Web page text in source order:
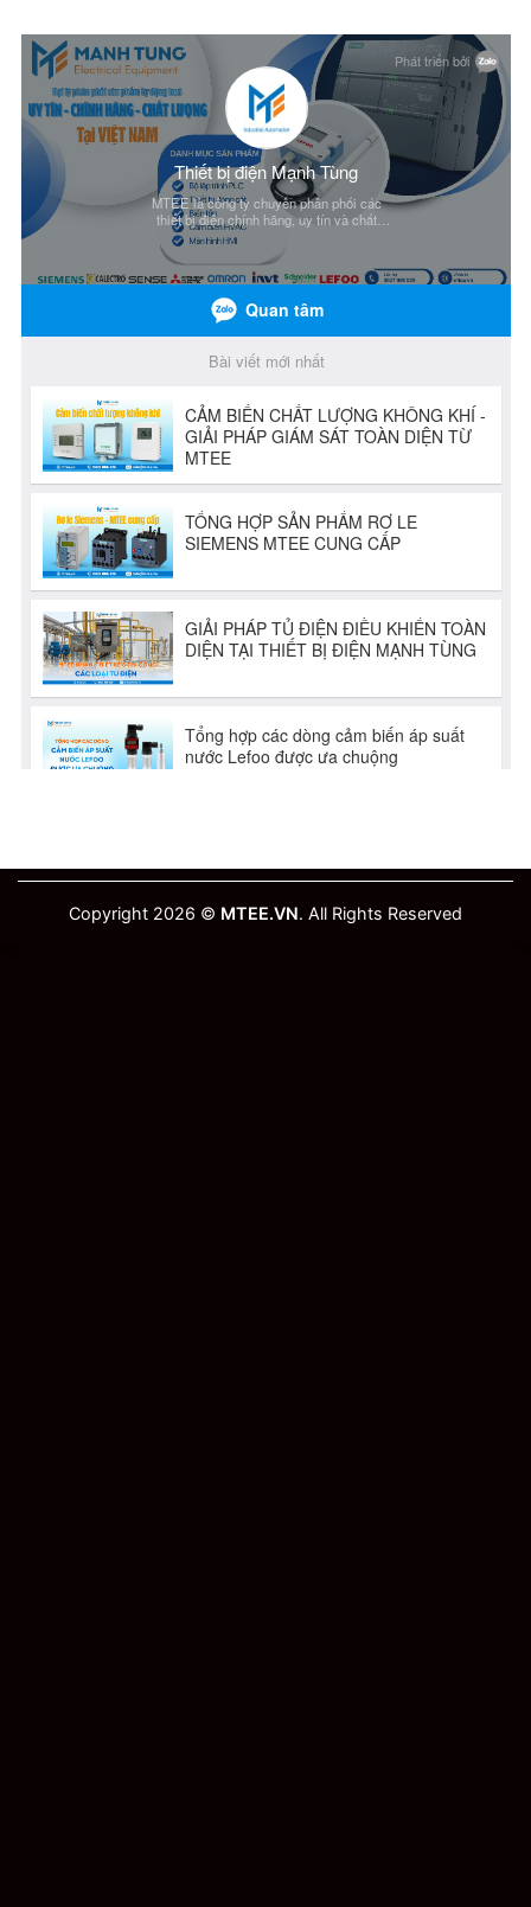
Copyright 2026 © MTEE.VN. All Rights Reserved